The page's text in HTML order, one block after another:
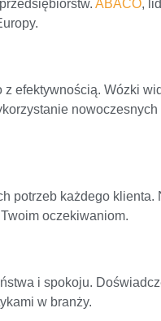
ABACO,
efektywnością. Wózki
potrzeb każdego klienta.
oczekiwaniom.
i spokoju.
w branży.